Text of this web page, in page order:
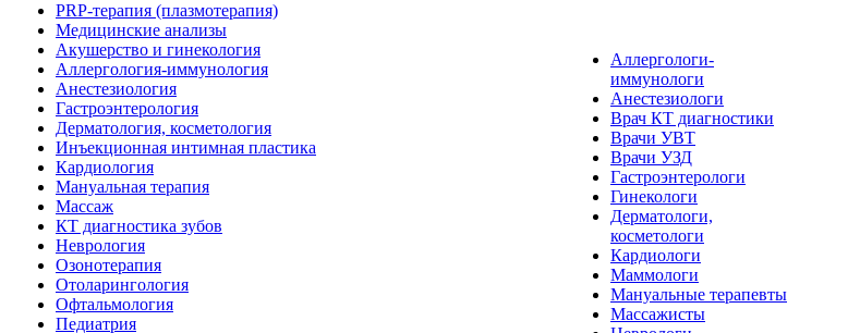
PRP-терапия (плазмотерапия)
Медицинские анализы
Акушерство и гинекология
Аллергология-иммунология
Анестезиология
Гастроэнтерология
Дерматология, косметология
Инъекционная интимная пластика
Кардиология
Мануальная терапия
Массаж
КТ диагностика зубов
Неврология
Озонотерапия
Отоларингология
Офтальмология
Педиатрия
Аллергологи-
иммунологи
Анестезиологи
Врач КТ диагностики
Врачи УВТ
Врачи УЗД
Гастроэнтерологи
Гинекологи
Дерматологи,
косметологи
Кардиологи
Маммологи
Мануальные терапевты
Массажисты